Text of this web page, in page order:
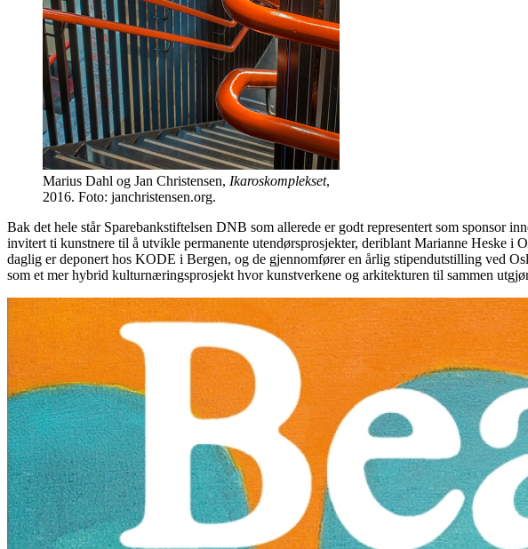
Marius Dahl og Jan Christensen, Ikaroskomplekset,
2016. Foto: janchristensen.org.
Bak det hele står Sparebankstiftelsen DNB som allerede er godt representert som sponsor
invitert ti kunstnere til å utvikle permanente utendørsprosjekter, deriblant Marianne Heske
daglig er deponert hos KODE i Bergen, og de gjennomfører en årlig stipendutstilling ved
som et mer hybrid kulturnæringsprosjekt hvor kunstverkene og arkitekturen til sammen